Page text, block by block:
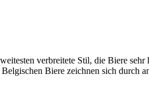
verbreitete Stil, die Biere
Biere zeichnen sich durch